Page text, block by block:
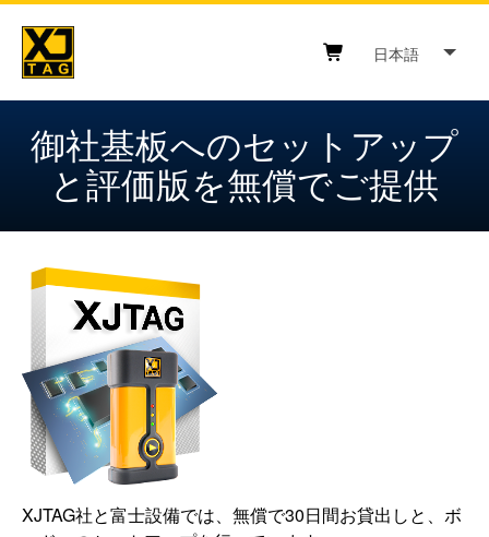
Skip
content
日本語
御社基板へのセットアップ
と評価版を無償でご提供
XJTAG社と富士設備では、無償で30日間お貸出しと、ボ